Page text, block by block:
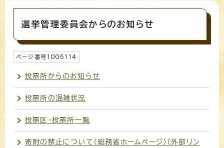
選挙管理委員会からのお知らせ
ページ番号1006114
投票所からのお知らせ
投票所の混雑状況
投票区・投票所一覧
寄附の禁止について（総務省ホームページ） （外部リン